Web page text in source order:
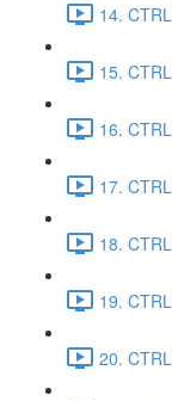
14.
15.
16.
17.
18.
19.
20.